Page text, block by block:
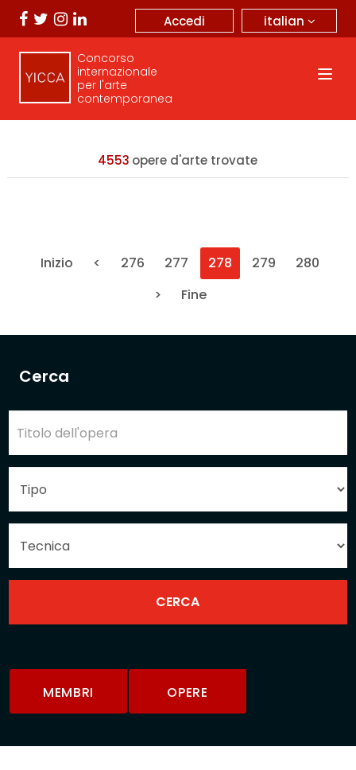
italian
Accedi
Concorso
internazionale
per l'arte
contemporanea
Cerca
MEMBRI OPERE
4553 opere d'arte trovate
Inizio < 276 277 278 279
280
>
Fine